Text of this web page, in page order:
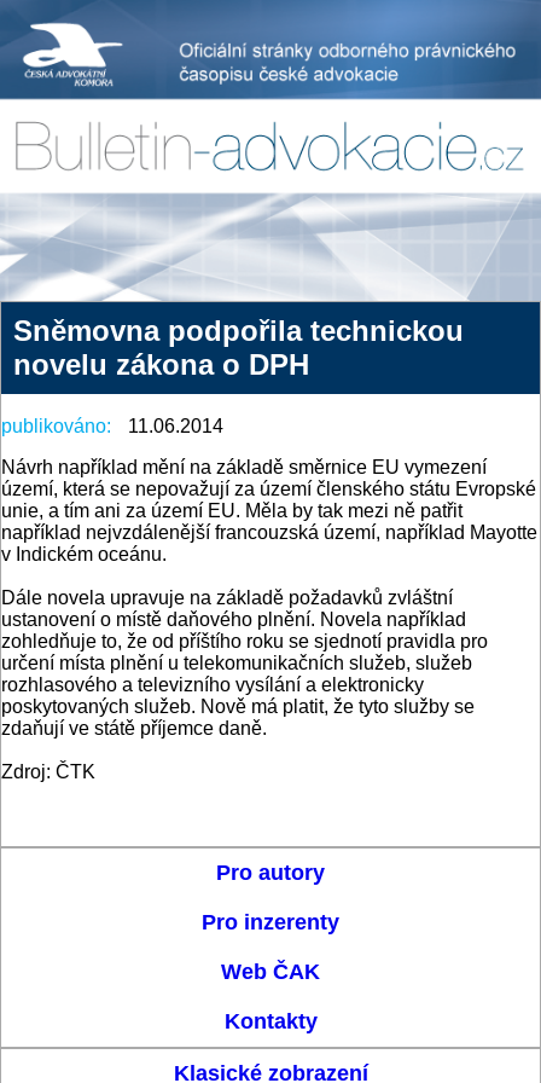
Sněmovna podpořila technickou
novelu zákona o DPH
publikováno:
11.06.2014
Návrh například mění na základě směrnice EU vymezení
území, která se nepovažují za území členského státu Evropské
unie, a tím ani za území EU. Měla by tak mezi ně patřit
například nejvzdálenější francouzská území, například Mayotte
v Indickém oceánu.
Dále novela upravuje na základě požadavků zvláštní
ustanovení o místě daňového plnění. Novela například
zohledňuje to, že od příštího roku se sjednotí pravidla pro
určení místa plnění u telekomunikačních služeb, služeb
rozhlasového a televizního vysílání a elektronicky
poskytovaných služeb. Nově má platit, že tyto služby se
zdaňují ve státě příjemce daně.
Zdroj: ČTK
Pro autory
Pro inzerenty
Web ČAK
Kontakty
Klasické zobrazení